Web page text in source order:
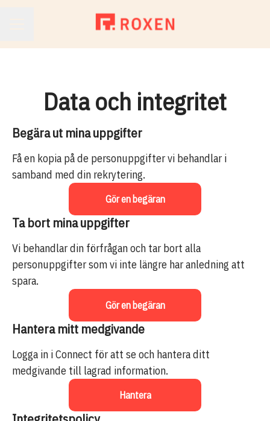
Data och integritet
Begära ut mina uppgifter
Få en kopia på de personuppgifter vi behandlar i
samband med din rekrytering.
Gör en begäran
Ta bort mina uppgifter
Vi behandlar din förfrågan och tar bort alla
personuppgifter som vi inte längre har anledning att
spara.
Gör en begäran
Hantera mitt medgivande
Logga in i Connect för att se och hantera ditt
medgivande till lagrad information.
Hantera